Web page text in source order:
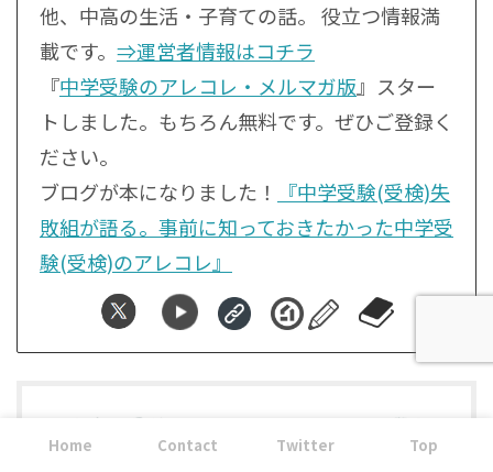
他、中高の生活・子育ての話。 役立つ情報満
載です。 ⇒運営者情報はコチラ
『中学受験のアレコレ・メルマガ版』スター
トしました。もちろん無料です。ぜひご登録く
ださい。
ブログが本になりました！
『中学受験(受検)失
敗組が語る。事前に知っておきたかった中学受
験(受検)のアレコレ』
Home Contact Twitter Top